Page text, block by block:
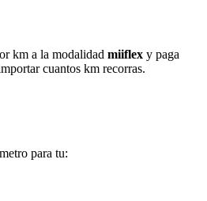
km a la modalidad miiflex y paga
cuantos km recorras.
para tu: